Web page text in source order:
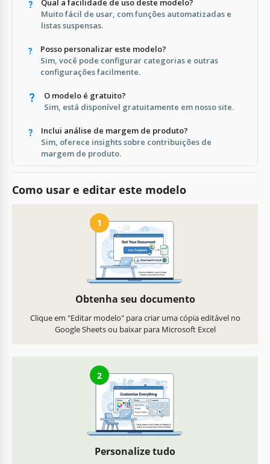
Muito fácil de usar, com funções automatizadas e
listas suspensas.
Posso personalizar este modelo?
Sim, você pode configurar categorias e outras
configurações facilmente.
O modelo é gratuito?
Sim, está disponível gratuitamente em nosso site.
Inclui análise de margem de produto?
Sim, oferece insights sobre contribuições de
margem de produto.
Como usar e editar este modelo
1
Obtenha seu documento
Clique em "Editar modelo" para criar uma cópia editável no
Google Sheets ou baixar para Microsoft Excel
2
Personalize tudo